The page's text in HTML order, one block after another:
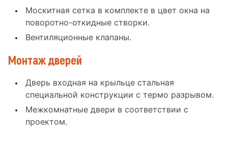
Москитная сетка в комплекте в цвет окна на
поворотно-откидные створки.
Вентиляционные клапаны.
Монтаж дверей
Дверь входная на крыльце стальная
специальной конструкции с термо разрывом.
Межкомнатные двери в соответствии с
проектом.